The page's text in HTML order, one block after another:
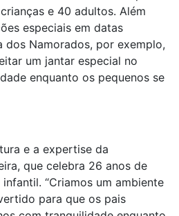
e 40 adultos. Além
especiais em datas
dos Namorados, por exemplo,
um jantar especial no
enquanto os pequenos se
e a expertise da
que celebra 26 anos de
“Criamos um ambiente
para que os pais